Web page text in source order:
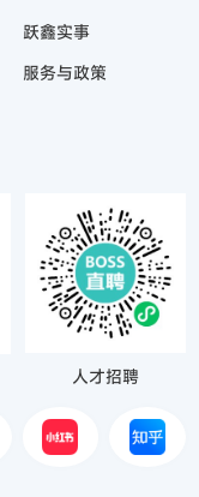
跃鑫实事
服务与政策
人才招聘